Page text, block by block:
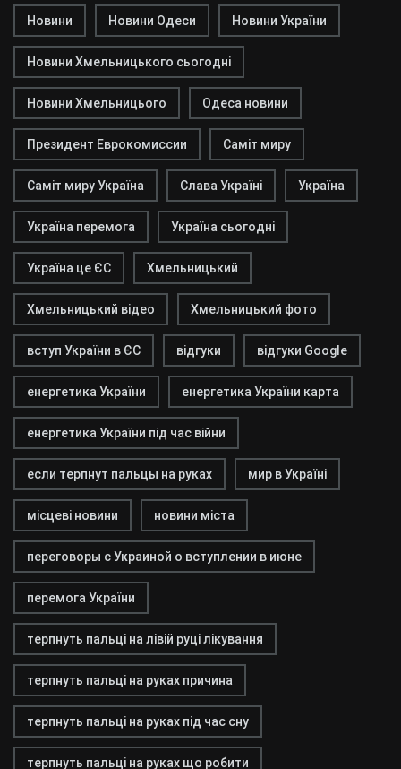
Новини Новини Одеси Новини України
Новини Хмельницького сьогодні
Новини Хмельницього Одеса новини
Президент Еврокомиссии Саміт миру
Саміт миру Україна Слава Україні Україна
Україна перемога Україна сьогодні
Україна це ЄС Хмельницький
Хмельницький відео Хмельницький фото
вступ України в ЄС відгуки відгуки Google
енергетика України енергетика України карта
енергетика України під час війни
если терпнут пальцы на руках мир в Україні
місцеві новини новини міста
переговоры с Украиной о вступлении в июне
перемога України
терпнуть пальці на лівій руці лікування
терпнуть пальці на руках причина
терпнуть пальці на руках під час сну
терпнуть пальці на руках що робити